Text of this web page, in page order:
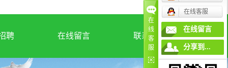
聘 在线留言 联系我们
在
线
客
服
在线客服
在线留言
分享到...